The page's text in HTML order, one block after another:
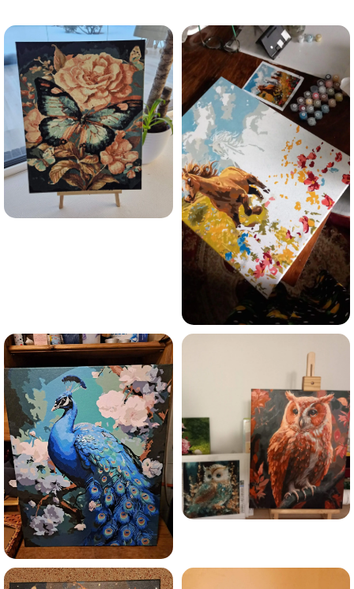
Esmu iepazinies ar GleznoPats.lv privātuma politiku un
piekrītu tai
GleznoPats.lvPrivātuma politika
SAŅEMT -10%